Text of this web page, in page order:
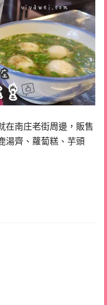
在南庄老街周邊，販售
湯齊、蘿蔔糕、芋頭